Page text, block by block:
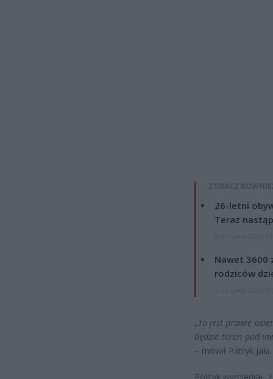
ZOBACZ
26-letni
Teraz
Nawet 3600
rodziców
„To jest prawie
będzie teren pod
– mówił Patryk Jaki.